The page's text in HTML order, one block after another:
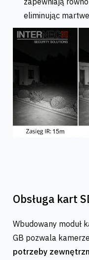
eliminując
Obsługa kart
Wbudowany moduł
GB pozwala kamerze
potrzeby